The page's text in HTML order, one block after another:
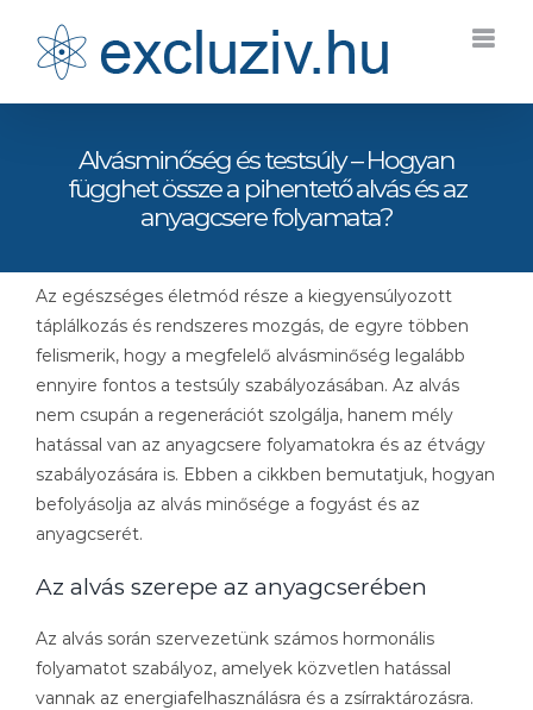
Alvásminőség és testsúly – Hogyan
függhet össze a pihentető alvás és az
anyagcsere folyamata?
Az egészséges életmód része a kiegyensúlyozott
táplálkozás és rendszeres mozgás, de egyre többen
felismerik, hogy a megfelelő alvásminőség legalább
ennyire fontos a testsúly szabályozásában. Az alvás
nem csupán a regenerációt szolgálja, hanem mély
hatással van az anyagcsere folyamatokra és az étvágy
szabályozására is. Ebben a cikkben bemutatjuk, hogyan
befolyásolja az alvás minősége a fogyást és az
anyagcserét.
Az alvás szerepe az anyagcserében
Az alvás során szervezetünk számos hormonális
folyamatot szabályoz, amelyek közvetlen hatással
vannak az energiafelhasználásra és a zsírraktározásra.